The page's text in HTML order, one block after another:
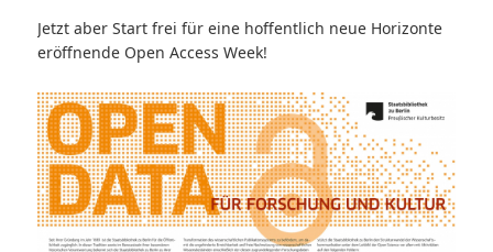
Jetzt aber Start frei für eine hoffentlich neue Horizonte
eröffnende Open Access Week!